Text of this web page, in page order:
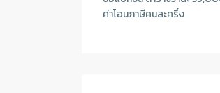
ค่าโอนภาษีคนละครึ่ง